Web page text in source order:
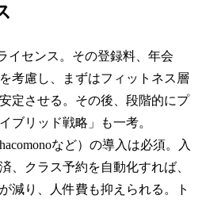
イセンス。その登録料、年会
考慮し、まずはフィットネス層
定させる。その後、段階的にプ
ブリッド戦略」も一考。
など）の導入は必須。入
、クラス予約を自動化すれば、
減り、人件費も抑えられる。ト